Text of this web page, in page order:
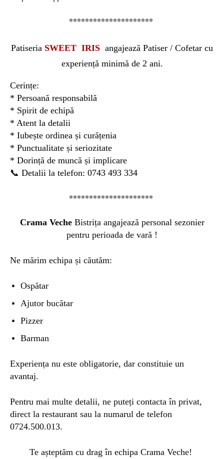
*********************
Patiseria SWEET IRIS angajează Patiser / Cofetar cu
experiență minimă de 2 ani.
Cerințe:
* Persoană responsabilă
* Spirit de echipă
* Atent la detalii
* Iubește ordinea și curățenia
* Punctualitate și seriozitate
* Dorință de muncă și implicare
📞 Detalii la telefon: 0743 493 334
*********************
Crama VecheBistrița angajează personal sezonier
pentru perioada de vară !
Ne mărim echipa și căutăm:
Ospătar
Ajutor bucătar
Pizzer
Barman
Experiența nu este obligatorie, dar constituie un
avantaj.
Pentru mai multe detalii, ne puteți contacta în privat,
direct la restaurant sau la numarul de telefon
0724.500.013.
Te așteptăm cu drag în echipa Crama Veche!